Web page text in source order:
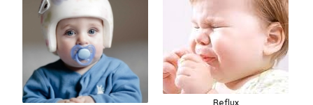
Reflux